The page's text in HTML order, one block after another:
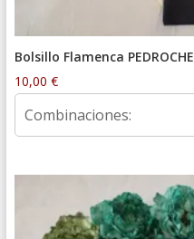
Bolsillo Flamenca PEDROCHE
10,00 €
Combinaciones: